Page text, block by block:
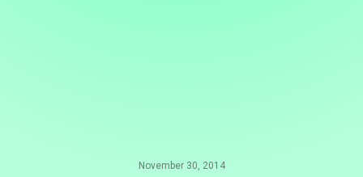
November 30, 2014